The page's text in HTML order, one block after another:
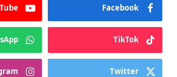
Facebook
TikTok
Twitter